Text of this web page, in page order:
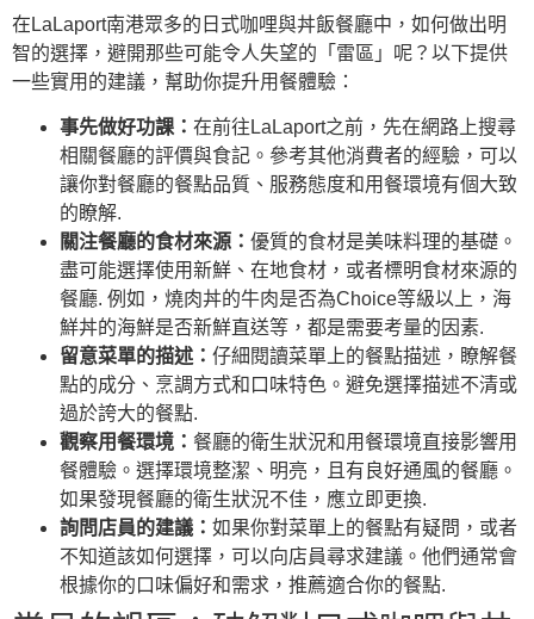
在LaLaport南港眾多的日式咖哩與丼飯餐廳中，如何做出明
智的選擇，避開那些可能令人失望的「雷區」呢？以下提供
一些實用的建議，幫助你提升用餐體驗：
事先做好功課： 在前往LaLaport之前，先在網路上搜尋
相關餐廳的評價與食記。參考其他消費者的經驗，可以
讓你對餐廳的餐點品質、服務態度和用餐環境有個大致
的瞭解.
關注餐廳的食材來源： 優質的食材是美味料理的基礎。
盡可能選擇使用新鮮、在地食材，或者標明食材來源的
餐廳. 例如，燒肉丼的牛肉是否為Choice等級以上，海
鮮丼的海鮮是否新鮮直送等，都是需要考量的因素.
留意菜單的描述： 仔細閱讀菜單上的餐點描述，瞭解餐
點的成分、烹調方式和口味特色。避免選擇描述不清或
過於誇大的餐點.
觀察用餐環境： 餐廳的衛生狀況和用餐環境直接影響用
餐體驗。選擇環境整潔、明亮，且有良好通風的餐廳。
如果發現餐廳的衛生狀況不佳，應立即更換.
詢問店員的建議： 如果你對菜單上的餐點有疑問，或者
不知道該如何選擇，可以向店員尋求建議。他們通常會
根據你的口味偏好和需求，推薦適合你的餐點.